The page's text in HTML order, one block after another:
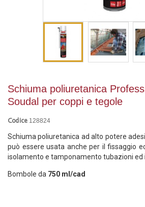
Schiuma poliuretanica
Soudal per coppi e tegole
Codice 128824
Schiuma poliuretanica ad alto potere
può essere usata anche per il fissaggio
isolamento e tamponamento tubazioni ed
Bombole da 750 ml/cad